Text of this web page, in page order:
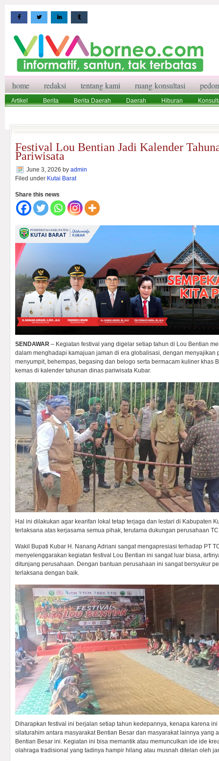
home redaksi tentang kami ruang konsultasi
Artikel Berita Berita Daerah Daerah Hiburan
Festival Lou Bentian Jadi Kalender
Pariwisata
June 3, 2026 by admin
Filed under Kutai Barat
Share this news
SENDAWAR – Kegiatan festival yang digelar setiap tahun di Lou Bentian
dalam menghadapi kamajuan jaman di era globalisasi, dengan menyajikan
menyumpit, behempas, begasing dan belogo serta bermacam kuliner khas
kemas di kalender tahunan dinas pariwisata Kubar.
Hal ini dilakukan agar kearifan lokal tetap terjaga dan lestari di Kabupaten
terlaksana atas kerjasama semua pihak, terutama dukungan perusahaan
Wakil Bupati Kubar H. Nanang Adriani sangat mengapresiasi terhadap PT
menyelenggarakan kegiatan festival Lou Bentian ini sangat luar biasa,
ditunjang perusahaan. Dengan bantuan perusahaan ini sangat bersyukur
terlaksana dengan baik.
Diharapkan festival ini berjalan setiap tahun kedepannya, kenapa karena
silaturahim antara masyarakat Bentian Besar dan masyarakat lainnya yang
Bentian Besar ini. Kegiatan ini bisa memantik atau memunculkan ide ide
olahraga tradisional yang tadinya hampir hilang atau musnah ditelan oleh